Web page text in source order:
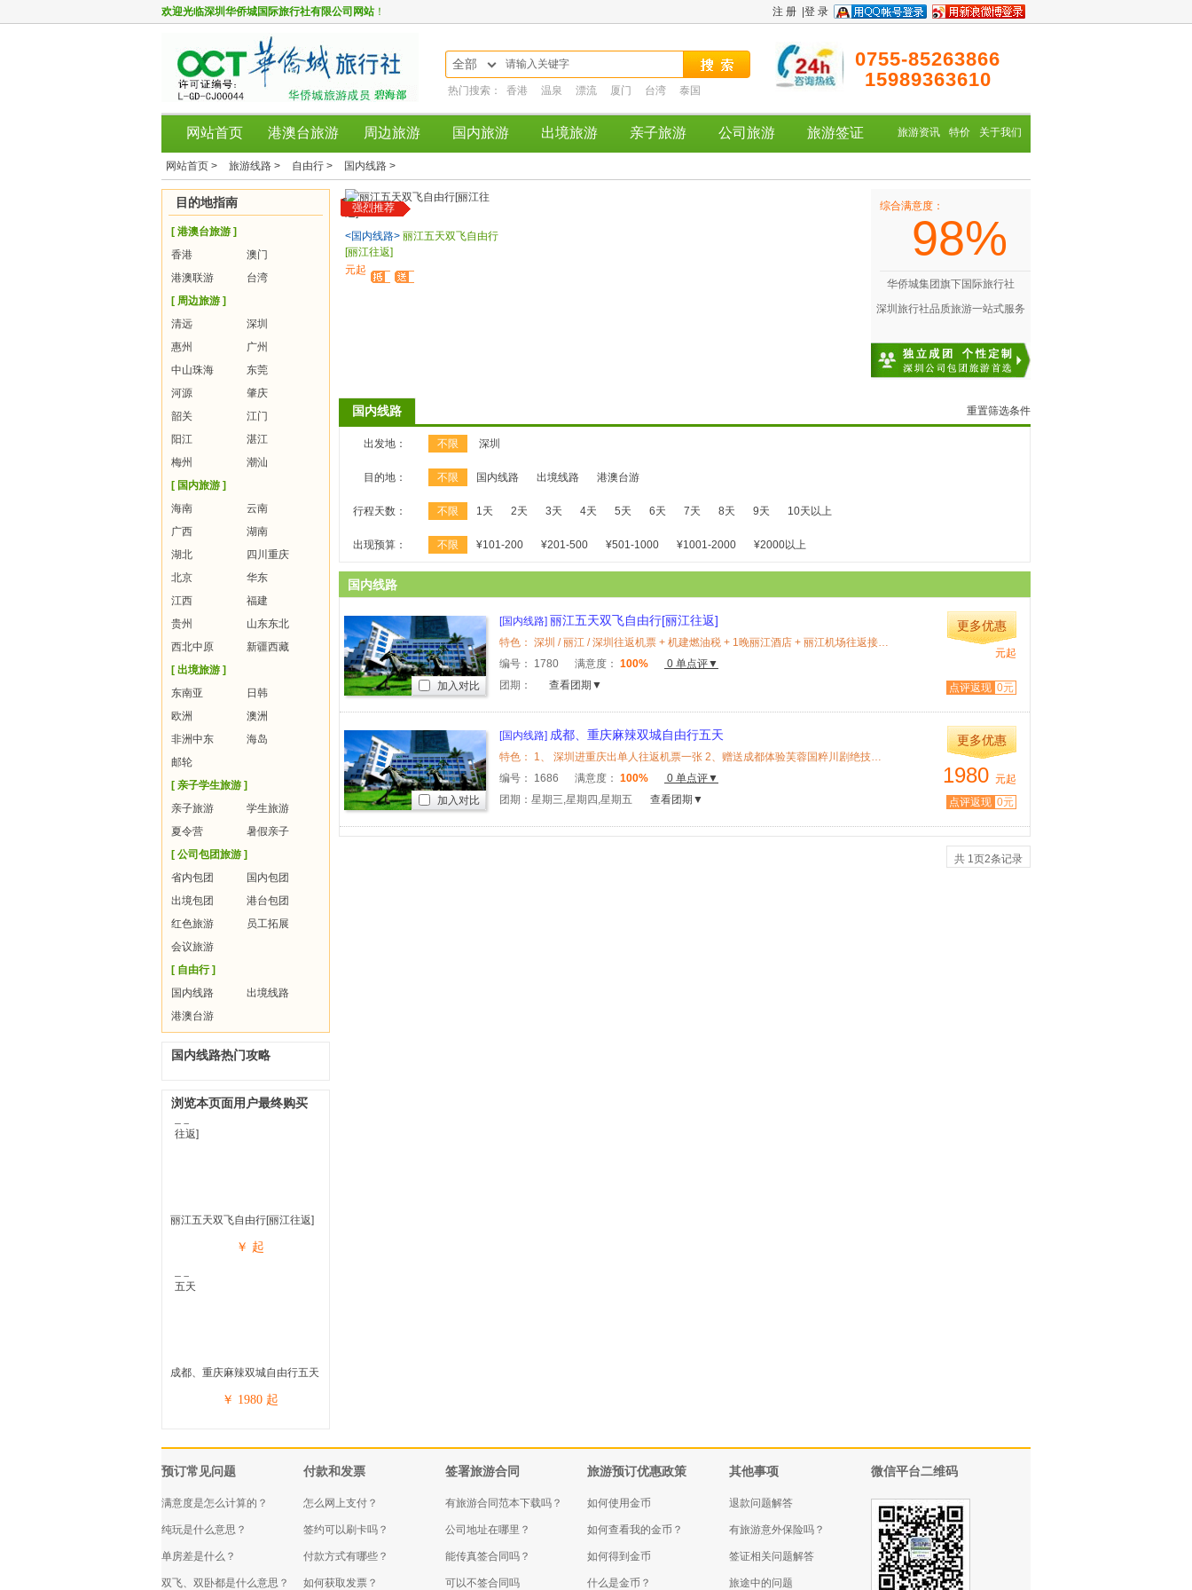
欢迎光临深圳华侨城国际旅行社有限公司网站！ 登 录
注 册
全部
热门搜索： 香港 温泉 漂流 厦门 台湾 泰国
0755-85263866
15989363610
网站首页 港澳台旅游 周边旅游 国内旅游 出境旅游 亲子旅游 公司旅游 旅游签证 关于我们
特价
旅游资讯
网站首页 > 旅游线路 > 自由行 > 国内线路 >
目的地指南
[ 港澳台旅游 ]
香港
澳门
港澳联游
台湾
[ 周边旅游 ]
清远
深圳
惠州
广州
中山珠海
东莞
河源
肇庆
韶关
江门
阳江
湛江
梅州
潮汕
[ 国内旅游 ]
海南
云南
广西
湖南
湖北
四川重庆
北京
华东
江西
福建
贵州
山东东北
西北中原
新疆西藏
[ 出境旅游 ]
东南亚
日韩
欧洲
澳洲
非洲中东
海岛
邮轮
[ 亲子学生旅游 ]
亲子旅游
学生旅游
夏令营
暑假亲子
[ 公司包团旅游 ]
省内包团
国内包团
出境包团
港台包团
红色旅游
员工拓展
会议旅游
[ 自由行 ]
国内线路
出境线路
港澳台游
国内线路热门攻略
浏览本页面用户最终购买
丽江五天双飞自由行[丽江往返]
￥ 起
成都、重庆麻辣双城自由行五天
￥ 1980 起
强烈推荐
<国内线路> 丽江五天双飞自由行
[丽江往返]
元起
综合满意度：
98%
华侨城集团旗下国际旅行社
深圳旅行社品质旅游一站式服务
国内线路 重置筛选条件
出发地： 不限 深圳
目的地： 不限 国内线路 出境线路 港澳台游
行程天数： 不限 1天 2天 3天 4天 5天 6天 7天 8天 9天 10天以上
出现预算： 不限 ¥101-200 ¥201-500 ¥501-1000 ¥1001-2000 ¥2000以上
国内线路
[国内线路] 丽江五天双飞自由行[丽江往返]
特色： 深圳 / 丽江 / 深圳往返机票 + 机建燃油税 + 1晚丽江酒店 + 丽江机场往返接送。...
编号： 1780 满意度： 100%
0 单点评▼
团期：
查看团期▼
更多优惠
元起
点评返现 0元
加入对比
[国内线路] 成都、重庆麻辣双城自由行五天
特色： 1、 深圳进重庆出单人往返机票一张 2、赠送成都体验芙蓉国粹川剧绝技！ 3、...
编号： 1686 满意度： 100%
0 单点评▼
团期：星期三,星期四,星期五
查看团期▼
更多优惠
1980 元起
点评返现 0元
加入对比
共 1页2条记录
预订常见问题
满意度是怎么计算的？
纯玩是什么意思？
单房差是什么？
双飞、双卧都是什么意思？
付款和发票
怎么网上支付？
签约可以刷卡吗？
付款方式有哪些？
如何获取发票？
签署旅游合同
有旅游合同范本下载吗？
公司地址在哪里？
能传真签合同吗？
可以不签合同吗
旅游预订优惠政策
如何使用金币
如何查看我的金币？
如何得到金币
什么是金币？
其他事项
退款问题解答
有旅游意外保险吗？
签证相关问题解答
旅途中的问题
微信平台二维码